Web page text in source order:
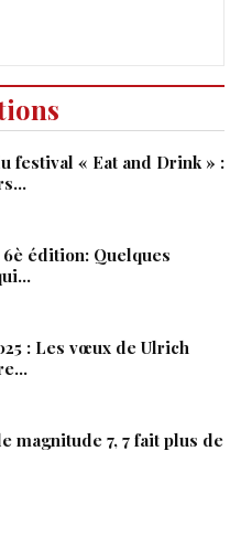
festival « Eat and Drink » :
édition: Quelques
: Les vœux de Ulrich
magnitude 7, 7 fait plus de